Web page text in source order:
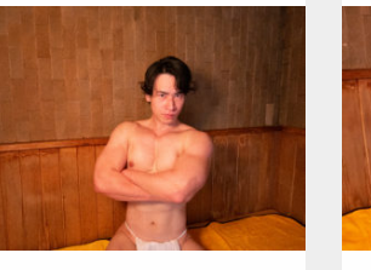
Update:
2023.02.11
その他
川口 (埼玉)
ダウンロード